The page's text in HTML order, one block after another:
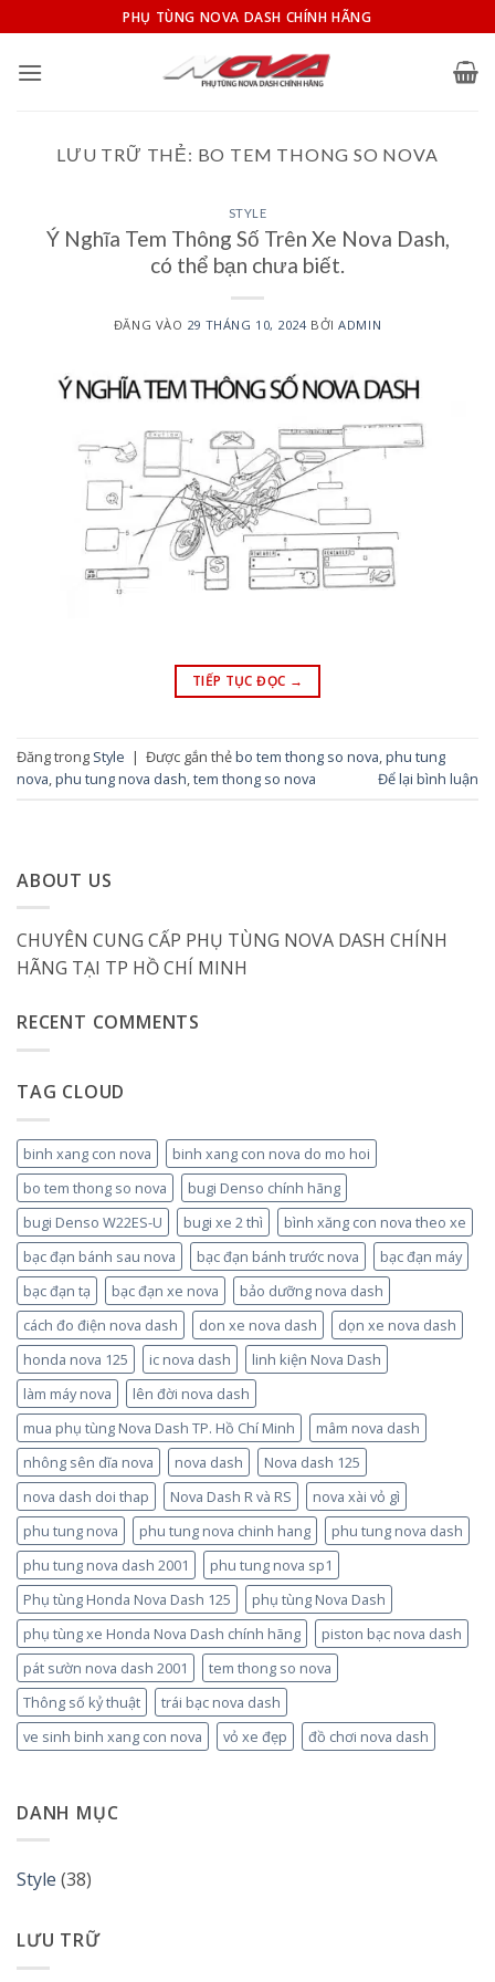
qua
nội
PHỤ TÙNG NOVA DASH CHÍNH HÃNG
LƯU TRỮ THẺ: BO TEM THONG SO NOVA
STYLE
Ý Nghĩa Tem Thông Số Trên Xe Nova Dash,
có thể bạn chưa biết.
ĐĂNG VÀO 29 THÁNG 10, 2024 BỞIADMIN
TIẾP TỤC ĐỌC →
Đăng trong Style | Được gắn thẻbo tem thong so nova,phu tung
nova,phu tung nova dash,tem thong so nova Để lại bình luận
ABOUT US
CHUYÊN CUNG CẤP PHỤ TÙNG NOVA DASH CHÍNH
HÃNG TẠI TP HỒ CHÍ MINH
RECENT COMMENTS
TAG CLOUD
binh xang con nova
binh xang con nova do mo hoi
bo tem thong so nova
bugi Denso chính hãng
bugi Denso W22ES-U
bugi xe 2 thì
bình xăng con nova theo xe
bạc đạn bánh sau nova
bạc đạn bánh trước nova
bạc đạn máy
bạc đạn tạ
bạc đạn xe nova
bảo dưỡng nova dash
cách đo điện nova dash
don xe nova dash
dọn xe nova dash
honda nova 125
ic nova dash
linh kiện Nova Dash
làm máy nova
lên đời nova dash
mua phụ tùng Nova Dash TP. Hồ Chí Minh
mâm nova dash
nhông sên dĩa nova
nova dash
Nova dash 125
nova dash doi thap
Nova Dash R và RS
nova xài vỏ gì
phu tung nova
phu tung nova chinh hang
phu tung nova dash
phu tung nova dash 2001
phu tung nova sp1
Phụ tùng Honda Nova Dash 125
phụ tùng Nova Dash
phụ tùng xe Honda Nova Dash chính hãng
piston bạc nova dash
pát sườn nova dash 2001
tem thong so nova
Thông số kỷ thuật
trái bạc nova dash
ve sinh binh xang con nova
vỏ xe đẹp đồ chơi nova dash
DANH MỤC
Style (38)
LƯU TRỮ